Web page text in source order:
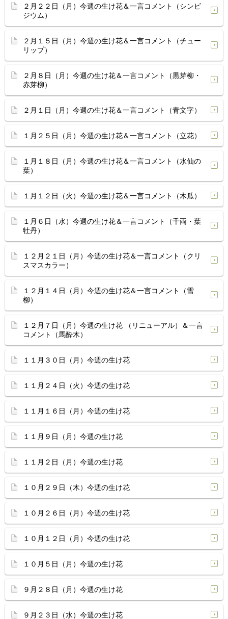
２月２２日（月）今週の生け花＆一言コメント（シンビ
ジウム）
２月１５日（月）今週の生け花＆一言コメント（チュー
リップ）
２月８日（月）今週の生け花＆一言コメント（黒芽柳・
赤芽柳）
２月１日（月）今週の生け花＆一言コメント（青文字）
１月２５日（月）今週の生け花＆一言コメント（立花）
１月１８日（月）今週の生け花＆一言コメント（水仙の
葉）
１月１２日（火）今週の生け花＆一言コメント（木瓜）
１月６日（水）今週の生け花＆一言コメント（千両・葉
牡丹）
１２月２１日（月）今週の生け花＆一言コメント（クリ
スマスカラー）
１２月１４日（月）今週の生け花＆一言コメント（雪
柳）
１２月７日（月）今週の生け花 （リニューアル）＆一言
コメント（馬酔木）
１１月３０日（月）今週の生け花
１１月２４日（火）今週の生け花
１１月１６日（月）今週の生け花
１１月９日（月）今週の生け花
１１月２日（月）今週の生け花
１０月２９日（木）今週の生け花
１０月２６日（月）今週の生け花
１０月１２日（月）今週の生け花
１０月５日（月）今週の生け花
９月２８日（月）今週の生け花
９月２３日（水）今週の生け花